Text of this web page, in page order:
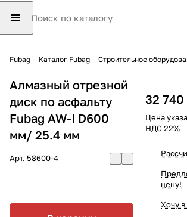
Fubag Каталог Fubag Строительное
Алмазный отрезной
диск по асфальту
Fubag AW-I D600
мм/ 25.4 мм
Арт. 58600-4
32 740
Цена
НДС 22%
цену!
Хочу